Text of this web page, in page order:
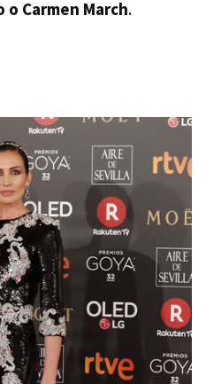
o Carmen March.